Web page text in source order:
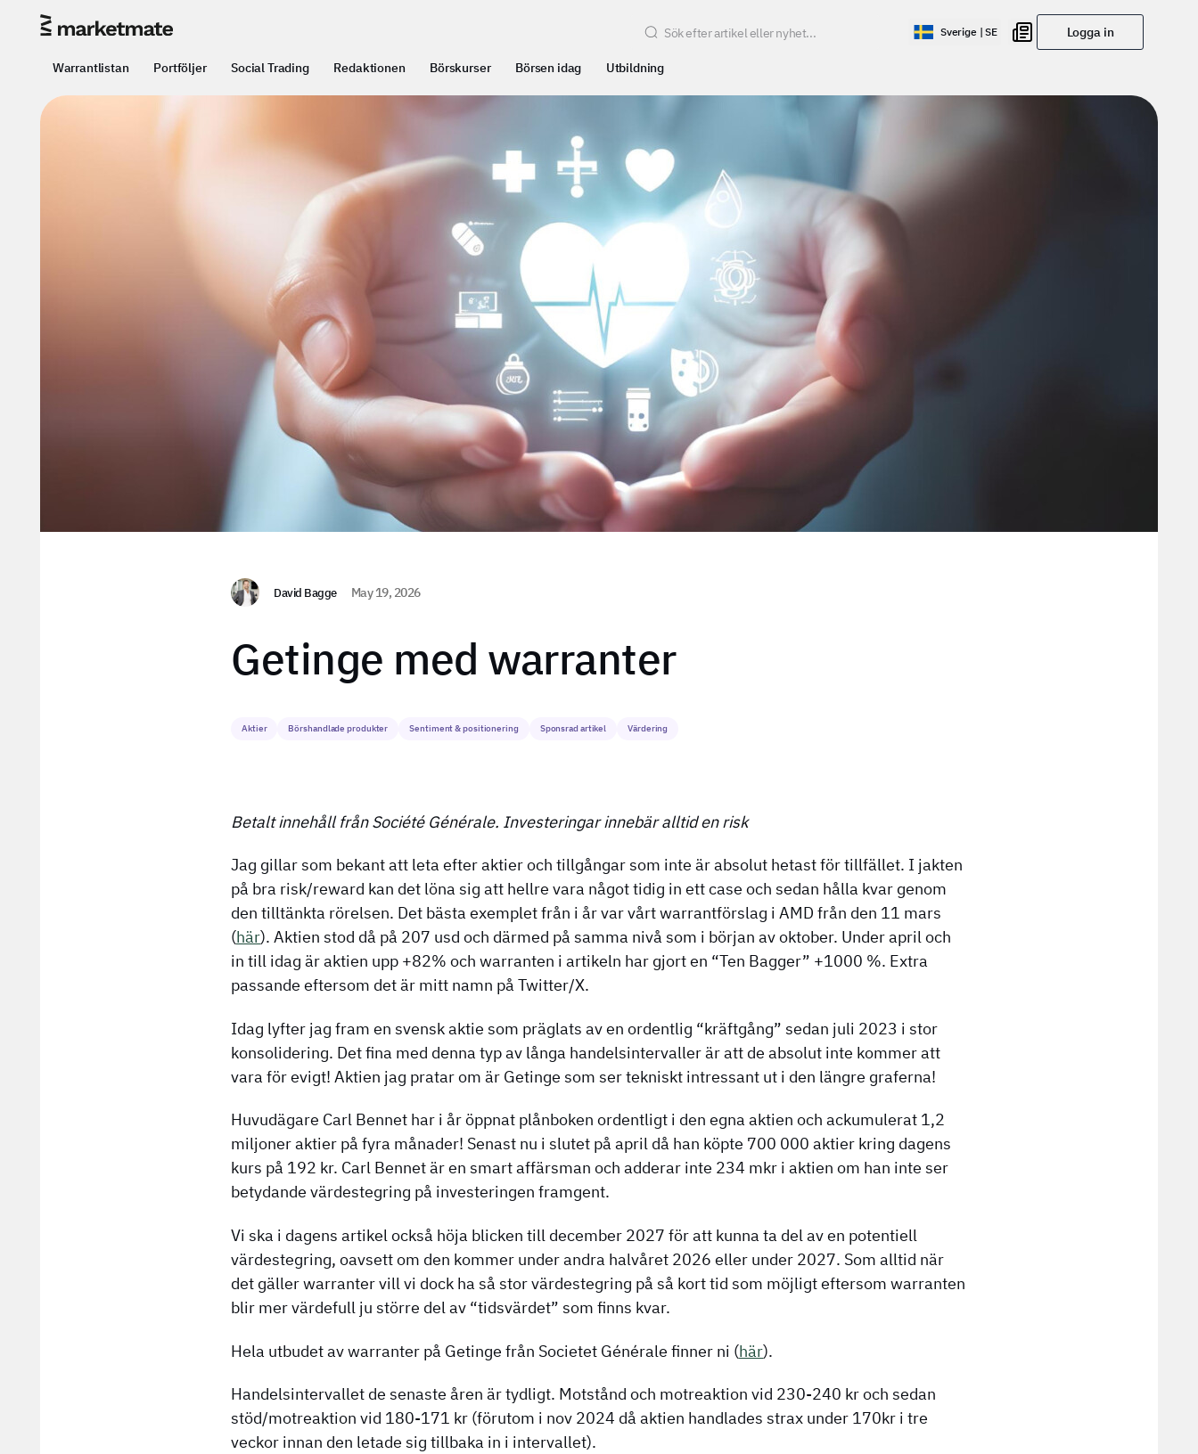
Sverige | SE Logga in
Warrantlistan Portföljer Social Trading Redaktionen Börskurser Börsen idag Utbildning
David Bagge May 19, 2026
Getinge med warranter
Aktier Börshandlade produkter Sentiment & positionering Sponsrad artikel Värdering
Betalt innehåll från Société Générale. Investeringar innebär alltid en risk
Jag gillar som bekant att leta efter aktier och tillgångar som inte är absolut hetast för tillfället. I jakten
på bra risk/reward kan det löna sig att hellre vara något tidig in ett case och sedan hålla kvar genom
den tilltänkta rörelsen. Det bästa exemplet från i år var vårt warrantförslag i AMD från den 11 mars
(här). Aktien stod då på 207 usd och därmed på samma nivå som i början av oktober. Under april och
in till idag är aktien upp +82% och warranten i artikeln har gjort en “Ten Bagger” +1000 %. Extra
passande eftersom det är mitt namn på Twitter/X.
Idag lyfter jag fram en svensk aktie som präglats av en ordentlig “kräftgång” sedan juli 2023 i stor
konsolidering. Det fina med denna typ av långa handelsintervaller är att de absolut inte kommer att
vara för evigt! Aktien jag pratar om är Getinge som ser tekniskt intressant ut i den längre graferna!
Huvudägare Carl Bennet har i år öppnat plånboken ordentligt i den egna aktien och ackumulerat 1,2
miljoner aktier på fyra månader! Senast nu i slutet på april då han köpte 700 000 aktier kring dagens
kurs på 192 kr. Carl Bennet är en smart affärsman och adderar inte 234 mkr i aktien om han inte ser
betydande värdestegring på investeringen framgent.
Vi ska i dagens artikel också höja blicken till december 2027 för att kunna ta del av en potentiell
värdestegring, oavsett om den kommer under andra halvåret 2026 eller under 2027. Som alltid när
det gäller warranter vill vi dock ha så stor värdestegring på så kort tid som möjligt eftersom warranten
blir mer värdefull ju större del av “tidsvärdet” som finns kvar.
Hela utbudet av warranter på Getinge från Societet Générale finner ni (här).
Handelsintervallet de senaste åren är tydligt. Motstånd och motreaktion vid 230-240 kr och sedan
stöd/motreaktion vid 180-171 kr (förutom i nov 2024 då aktien handlades strax under 170kr i tre
veckor innan den letade sig tillbaka in i intervallet).